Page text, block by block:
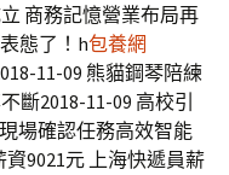
商務記憶營業布局再
態了！h包養網
11-09 熊貓鋼琴陪練
斷2018-11-09 高校引
場確認任務高效智能
資9021元 上海快遞員薪